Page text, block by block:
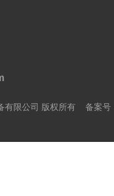
有限公司 版权所有 备案号